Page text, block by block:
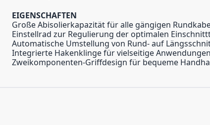
EIGENSCHAFTEN
Große Abisolierkapazität für alle gängigen
Einstellrad zur Regulierung der optimalen
Automatische Umstellung von Rund- auf
Integrierte Hakenklinge für vielseitige
Zweikomponenten-Griffdesign für bequeme